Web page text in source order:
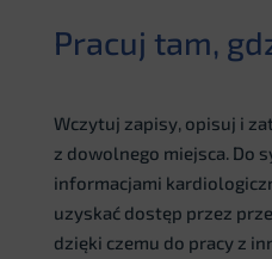
Pracuj tam,
Wczytuj zapisy, opisuj i
z dowolnego miejsca. Do
informacjami
uzyskać dostęp przez
dzięki czemu do pracy z